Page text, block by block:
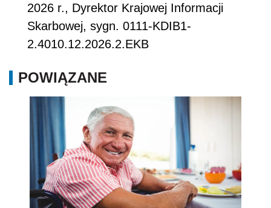
2026 r., Dyrektor Krajowej Informacji
Skarbowej, sygn. 0111-KDIB1-
2.4010.12.2026.2.EKB
POWIĄZANE